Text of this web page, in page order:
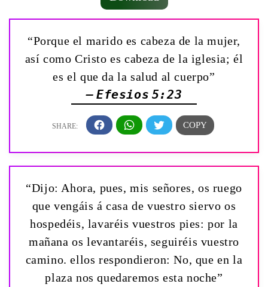
“Porque el marido es cabeza de la mujer,
así como Cristo es cabeza de la iglesia; él
es el que da la salud al cuerpo”
— Efesios 5:23
“Dijo: Ahora, pues, mis señores, os ruego
que vengáis á casa de vuestro siervo os
hospedéis, lavaréis vuestros pies: por la
mañana os levantaréis, seguiréis vuestro
camino. ellos respondieron: No, que en la
plaza nos quedaremos esta noche”